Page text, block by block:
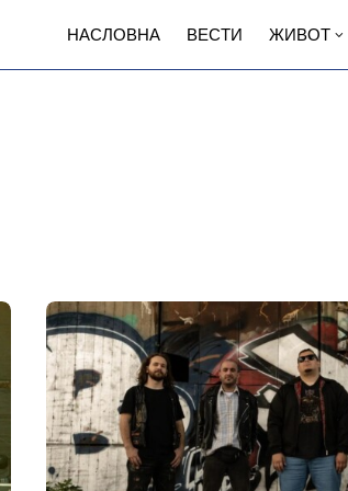
НАСЛОВНА ВЕСТИ ЖИВОТ